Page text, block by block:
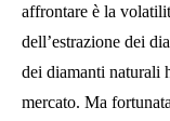
affrontare è la
dell’estrazione dei
dei diamanti naturali
mercato. Ma